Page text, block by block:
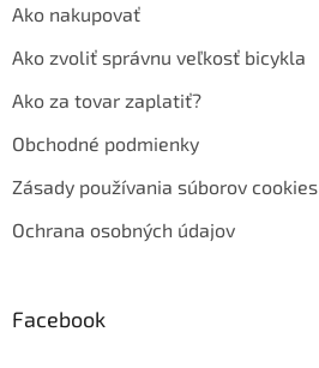
Ako nakupovať
Ako zvoliť správnu veľkosť bicykla
Ako za tovar zaplatiť?
Obchodné podmienky
Zásady používania súborov cookies
Ochrana osobných údajov
Facebook